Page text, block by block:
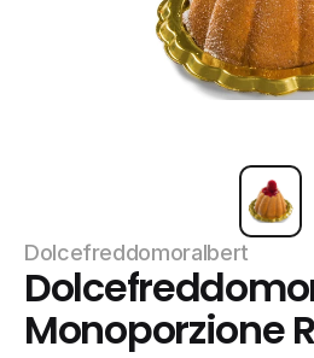
Dolcefreddomoralbert
Monoporzione